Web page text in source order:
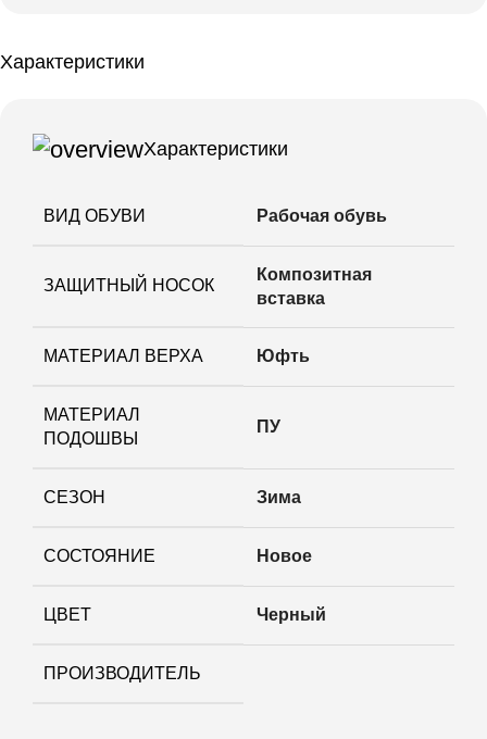
Характеристики
Характеристики
ВИД ОБУВИ Рабочая обувь
ЗАЩИТНЫЙ НОСОК
Композитная
вставка
МАТЕРИАЛ ВЕРХА Юфть
МАТЕРИАЛ
ПОДОШВЫ
ПУ
СЕЗОН Зима
СОСТОЯНИЕ Новое
ЦВЕТ Черный
ПРОИЗВОДИТЕЛЬ